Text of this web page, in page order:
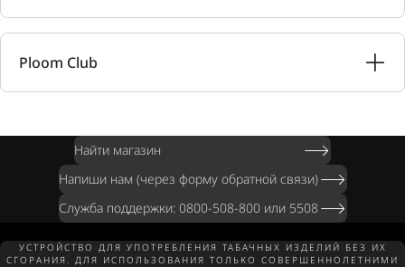
Ploom Club
Найти магазин
Напиши нам (через форму обратной связи)
Служба поддержки: 0800-508-800 или 5508
УСТРОЙСТВО ДЛЯ УПОТРЕБЛЕНИЯ ТАБАЧНЫХ ИЗДЕЛИЙ БЕЗ ИХ
СГОРАНИЯ. ДЛЯ ИСПОЛЬЗОВАНИЯ ТОЛЬКО СОВЕРШЕННОЛЕТНИМИ